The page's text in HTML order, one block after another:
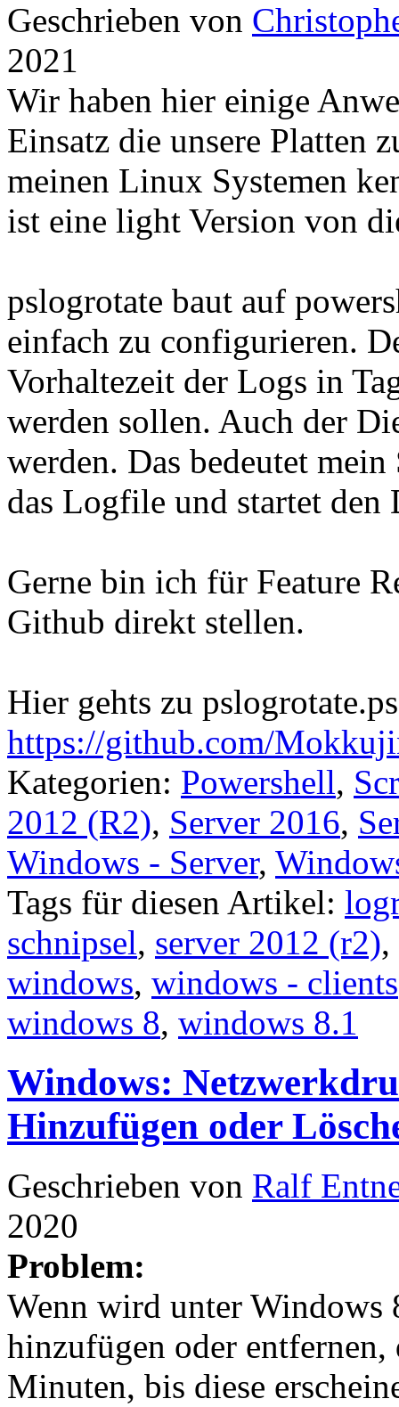
Geschrieben von
2021
Wir haben hier einige
Einsatz die unsere Platten
meinen Linux Systemen
ist eine light Version von
pslogrotate baut auf
einfach zu configurieren.
Vorhaltezeit der Logs in
werden sollen. Auch der
werden. Das bedeutet
das Logfile und startet den
Gerne bin ich für Feature
Github direkt stellen.
Hier gehts zu
https://github.com/
Kategorien: Powershell,
2012 (R2), Server 2016,
Windows - Server,
Tags für diesen Artikel:
schnipsel, server 2012 (r2),
windows, windows - clients
windows 8, windows 8.1
Windows:
Hinzufügen oder
Geschrieben von Ralf
2020
Problem:
Wenn wird unter Windows
hinzufügen oder entfernen,
Minuten, bis diese